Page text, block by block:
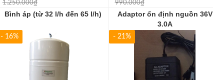
1.250.000₫ 990.000₫
Bình áp (từ 32 l/h đến 65 l/h)
- 16%
Adaptor ổn định nguồn 36V
3.0A
- 21%